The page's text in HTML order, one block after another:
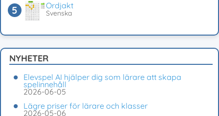
Ordjakt
Svenska
NYHETER
Elevspel AI hjälper dig som lärare att skapa
spelinnehåll
2026-06-05
Lägre priser för lärare och klasser
2026-05-06